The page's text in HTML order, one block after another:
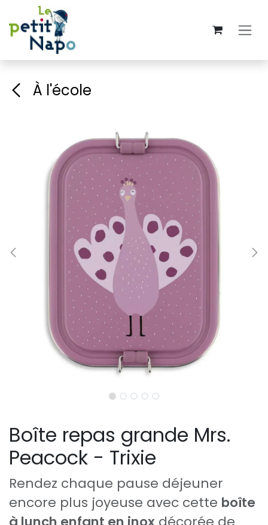
Se rendre au contenu
À l'école
Boîte repas grande Mrs.
Peacock - Trixie
Rendez chaque pause déjeuner
encore plus joyeuse avec cette boîte